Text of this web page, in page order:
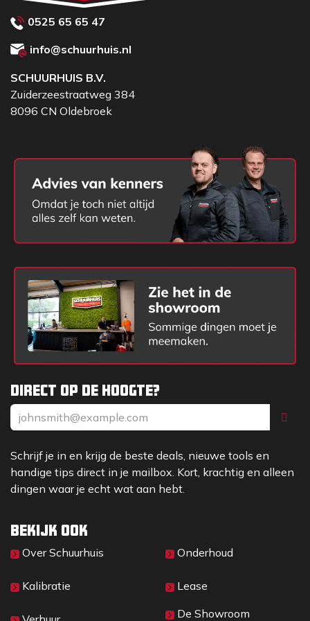
wordt voornamelijk in België gebruikt).
Er is een enorme samensteling te maken met dit blad.
Direct op de hoogte?
Schrijf je in en krijg de beste deals, nieuwe tools en
handige tips direct in je mailbox. Kort, krachtig en alleen
dingen waar je echt wat aan hebt.
Bekijk ook
Over Sc​huurhuis
Kalibratie
Onderhoud
Lease
De Showroom
0525 65 65 47
info@schuurhuis.nl
SCHUURHUIS B.V.
Zuiderzeestraatweg 384
8096 CN Oldebroek